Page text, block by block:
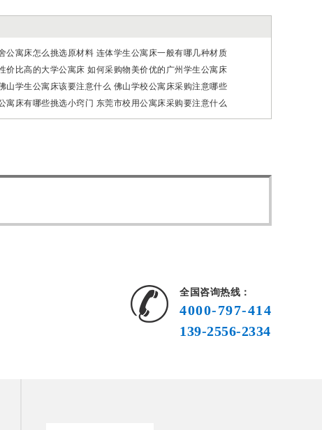
公寓床怎么挑选原材料 连体学生公寓床一般有哪几种材质
价比高的大学公寓床 如何采购物美价优的广州学生公寓床
山学生公寓床该要注意什么 佛山学校公寓床采购注意哪些
寓床有哪些挑选小窍门 东莞市校用公寓床采购要注意什么
全国咨询热线：
4000-797-414
139-2556-2334